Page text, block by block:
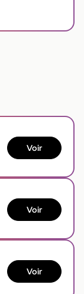
Voir
Voir
Voir